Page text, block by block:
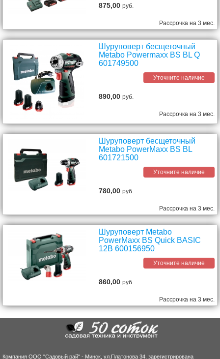
875,00руб.
Рассрочка на 3 мес.
Шуруповерт бесщеточный
Metabo Powermaxx BS BL Q
601749500
Уточните наличие
890,00руб.
Рассрочка на 3 мес.
Шуруповерт бесщеточный
Metabo PowerMaxx BS BL
601721500
Уточните наличие
780,00руб.
Рассрочка на 3 мес.
Шуруповерт Metabo
PowerMaxx BS Quick BASIC
12В 600156950
Уточните наличие
860,00руб.
Рассрочка на 3 мес.
Компания ООО "Садовый рай" - Минск, ул.Платонова 34, зарегистрирована